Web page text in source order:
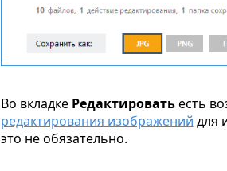
Во вкладке Редактироватьесть
редактирования изображений для
это не обязательно.